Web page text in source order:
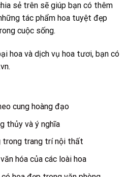
sẻ trên sẽ giúp bạn có thêm
tác phẩm hoa tuyệt đẹp
cuộc sống.
hoa và dịch vụ hoa tươi, bạn có
.
cung hoàng đạo
thủy và ý nghĩa
trong trang trí nội thất
hóa của các loài hoa